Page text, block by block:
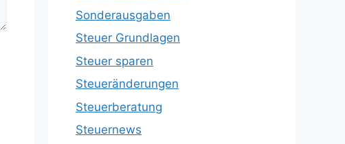
Sonderausgaben
Steuer Grundlagen
Steuer sparen
Steueränderungen
Steuerberatung
Steuernews